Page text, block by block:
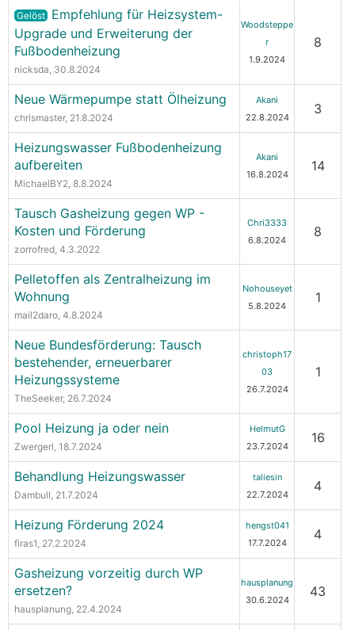
Gelöst Empfehlung für Heizsystem-
Upgrade und Erweiterung der
Fußbodenheizung
nicksda, 30.8.2024
Woodsteppe
r
1.9.2024
8
Neue Wärmepumpe statt Ölheizung
chrismaster, 21.8.2024
Akani
22.8.2024
3
Heizungswasser Fußbodenheizung
aufbereiten
MichaelBY2, 8.8.2024
Akani
16.8.2024
14
Tausch Gasheizung gegen WP -
Kosten und Förderung
zorrofred, 4.3.2022
Chri3333
6.8.2024
8
Pelletoffen als Zentralheizung im
Wohnung
mail2daro, 4.8.2024
Nohouseyet
5.8.2024
1
Neue Bundesförderung: Tausch
bestehender, erneuerbarer
Heizungssysteme
TheSeeker, 26.7.2024
christoph17
03
26.7.2024
1
Pool Heizung ja oder nein
Zwergerl, 18.7.2024
HelmutG
23.7.2024
16
Behandlung Heizungswasser
Dambull, 21.7.2024
taliesin
22.7.2024
4
Heizung Förderung 2024
firas1, 27.2.2024
hengst041
17.7.2024
4
Gasheizung vorzeitig durch WP
ersetzen?
hausplanung, 22.4.2024
hausplanung
30.6.2024
43